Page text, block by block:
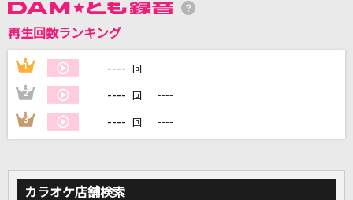
再生回数ランキング
1 ---- 回 ----
2 ---- 回 ----
3 ---- 回 ----
カラオケ店舗検索